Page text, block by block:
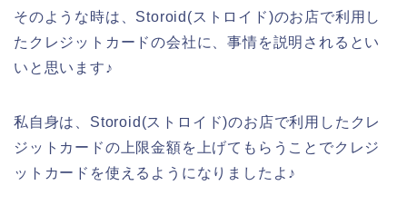
そのような時は、Storoid(ストロイド)のお店で利用し
たクレジットカードの会社に、事情を説明されるとい
いと思います♪
私自身は、Storoid(ストロイド)のお店で利用したクレ
ジットカードの上限金額を上げてもらうことでクレジ
ットカードを使えるようになりましたよ♪